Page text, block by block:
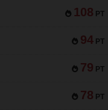
108 PT
94 PT
79 PT
78 PT